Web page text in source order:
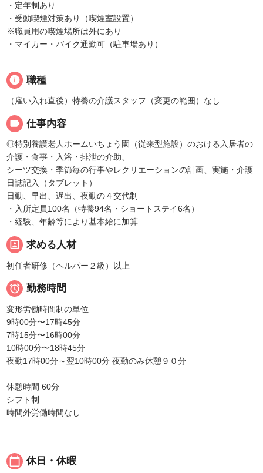
・定年制あり
・受動喫煙対策あり（喫煙室設置）
※職員用の喫煙場所は外にあり
・マイカー・バイク通勤可（駐車場あり）
info 職種
（雇い入れ直後）特養の介護スタッフ（変更の範囲）なし
label 仕事内容
◎特別養護老人ホームいちょう園（従来型施設）のおける入居者の
介護・食事・入浴・排泄の介助、
シーツ交換・季節毎の行事やレクリエーションの計画、実施・介護
日誌記入（タブレット）
日勤、早出、遅出、夜勤の４交代制
・入所定員100名（特養94名・ショートステイ6名）
・経験、年齢等により基本給に加算
portrait 求める人材
初任者研修（ヘルパー２級）以上
 勤務時間
変形労働時間制の単位
9時00分〜17時45分
7時15分〜16時00分
10時00分〜18時45分
夜勤17時00分～翌10時00分 夜勤のみ休憩９０分
休憩時間 60分
シフト制
時間外労働時間なし
calendar_today 休日・休暇